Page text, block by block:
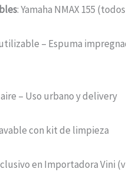
: Yamaha NMAX 155
– Espuma
– Uso urbano y delivery
con kit de limpieza
en Importadora Vini